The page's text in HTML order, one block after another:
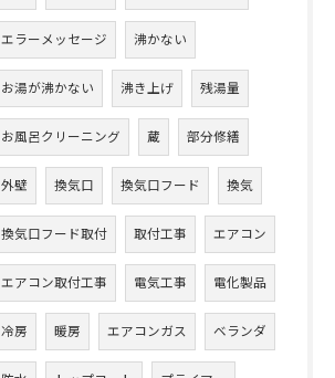
エラーメッセージ 沸かない
お湯が沸かない 沸き上げ 残湯量
お風呂クリーニング 蔵 部分修繕
外壁 換気口 換気口フード 換気
換気口フード取付 取付工事 エアコン
エアコン取付工事 電気工事 電化製品
冷房 暖房 エアコンガス ベランダ